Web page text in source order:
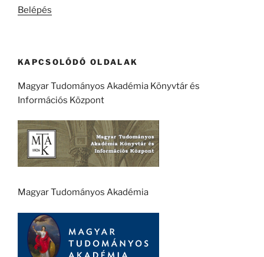
Belépés
KAPCSOLÓDÓ OLDALAK
Magyar Tudományos Akadémia Könyvtár és
Információs Központ
Magyar Tudományos Akadémia